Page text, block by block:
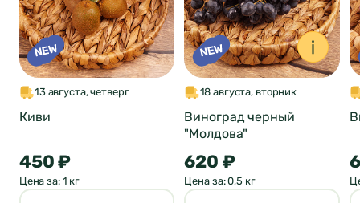
13 августа, четверг
Киви
450 ₽
Цена за: 1 кг
18 августа, вторник
Виноград черный
"Молдова"
620 ₽
Цена за: 0,5 кг
Понятно
Сообщение
Отправить
Понятно
Понятно